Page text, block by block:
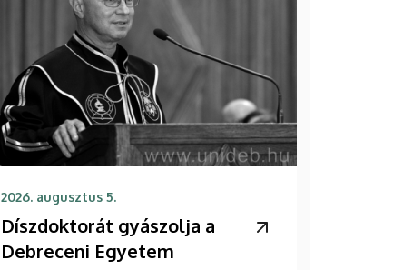
2026. augusztus 5.
Díszdoktorát gyászolja a
Debreceni Egyetem